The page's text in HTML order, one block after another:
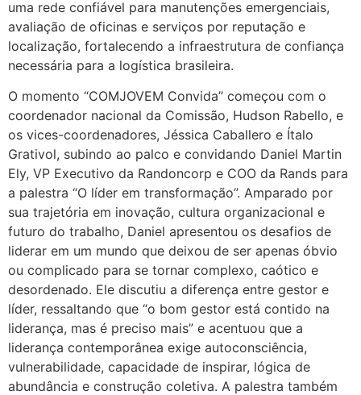
uma rede confiável para manutenções emergenciais,
avaliação de oficinas e serviços por reputação e
localização, fortalecendo a infraestrutura de confiança
necessária para a logística brasileira.
O momento “COMJOVEM Convida” começou com o
coordenador nacional da Comissão, Hudson Rabello, e
os vices-coordenadores, Jéssica Caballero e Ítalo
Grativol, subindo ao palco e convidando Daniel Martin
Ely, VP Executivo da Randoncorp e COO da Rands para
a palestra “O líder em transformação”. Amparado por
sua trajetória em inovação, cultura organizacional e
futuro do trabalho, Daniel apresentou os desafios de
liderar em um mundo que deixou de ser apenas óbvio
ou complicado para se tornar complexo, caótico e
desordenado. Ele discutiu a diferença entre gestor e
líder, ressaltando que “o bom gestor está contido na
liderança, mas é preciso mais” e acentuou que a
liderança contemporânea exige autoconsciência,
vulnerabilidade, capacidade de inspirar, lógica de
abundância e construção coletiva. A palestra também